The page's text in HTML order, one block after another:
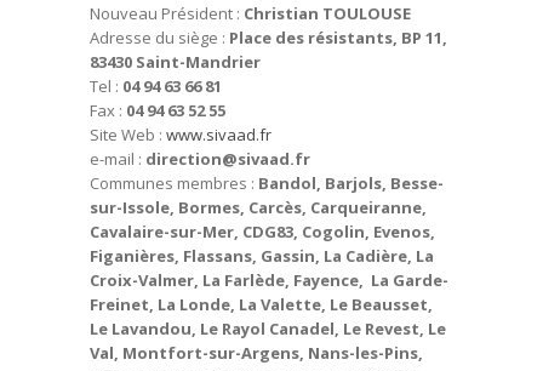
Nouveau Président : Christian TOULOUSE
Adresse du siège : Place des résistants, BP 11,
83430 Saint-Mandrier
Tel : 04 94 63 66 81
Fax : 04 94 63 52 55
Site Web : www.sivaad.fr
e-mail : direction@sivaad.fr
Communes membres : Bandol, Barjols, Besse-
sur-Issole, Bormes, Carcès, Carqueiranne,
Cavalaire-sur-Mer, CDG83, Cogolin, Evenos,
Figanières, Flassans, Gassin, La Cadière, La
Croix-Valmer, La Farlède, Fayence, La Garde-
Freinet, La Londe, La Valette, Le Beausset,
Le Lavandou, Le Rayol Canadel, Le Revest, Le
Val, Montfort-sur-Argens, Nans-les-Pins,